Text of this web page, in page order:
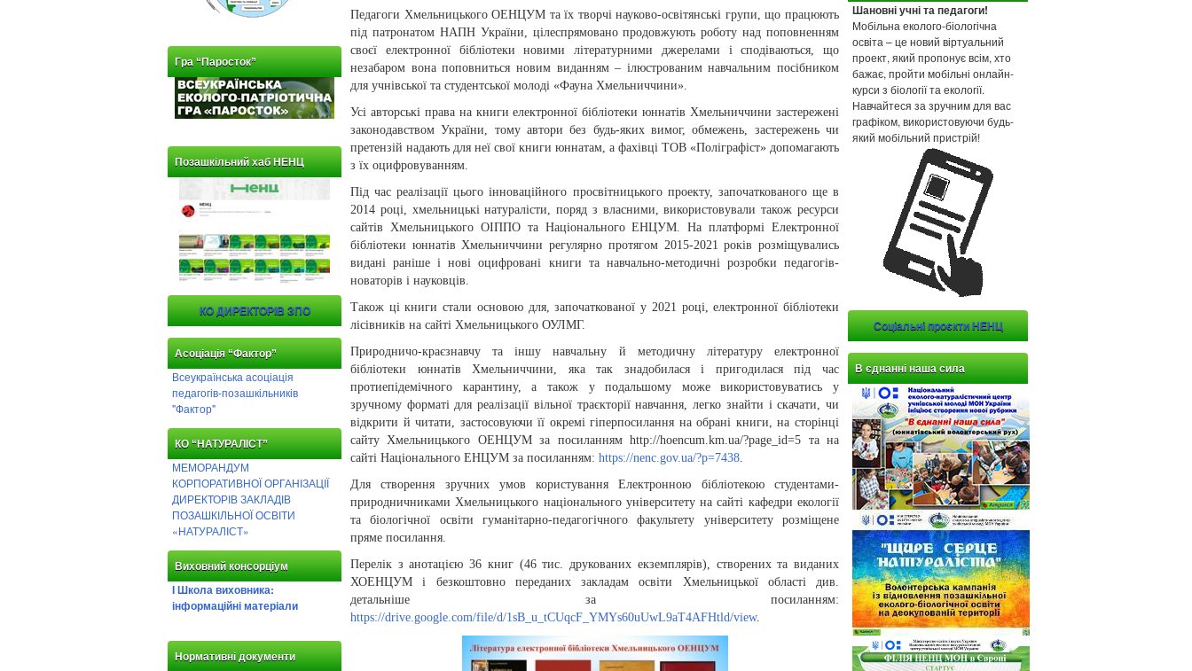
Гра “Паросток”
Позашкільний хаб НЕНЦ
КО ДИРЕКТОРІВ ЗПО
Асоціація “Фактор”
Всеукраїнська асоціація
педагогів-позашкільників
"Фактор"
КО “НАТУРАЛІСТ”
МЕМОРАНДУМ
КОРПОРАТИВНОЇ ОРГАНІЗАЦІЇ
ДИРЕКТОРІВ ЗАКЛАДІВ
ПОЗАШКІЛЬНОЇ ОСВІТИ
«НАТУРАЛІСТ»
Виховний консорціум
І Школа виховника:
інформаційні матеріали
Нормативні документи
Педагоги Хмельницького ОЕНЦУМ та їх творчі науково-освітянські групи, що працюють
під патронатом НАПН України, цілеспрямовано продовжують роботу над поповненням
своєї електронної бібліотеки новими літературними джерелами і сподіваються, що
незабаром вона поповниться новим виданням – ілюстрованим навчальним посібником
для учнівської та студентської молоді «Фауна Хмельниччини».
Усі авторські права на книги електронної бібліотеки юннатів Хмельниччини застережені
законодавством України, тому автори без будь-яких вимог, обмежень, застережень чи
претензій надають для неї свої книги юннатам, а фахівці ТОВ «Поліграфіст» допомагають
з їх оцифровуванням.
Під час реалізації цього інноваційного просвітницького проекту, започаткованого ще в
2014 році, хмельницькі натуралісти, поряд з власними, використовували також ресурси
сайтів Хмельницького ОІППО та Національного ЕНЦУМ. На платформі Електронної
бібліотеки юннатів Хмельниччини регулярно протягом 2015-2021 років розміщувались
видані раніше і нові оцифровані книги та навчально-методичні розробки педагогів-
новаторів і науковців.
Також ці книги стали основою для, започаткованої у 2021 році, електронної бібліотеки
лісівників на сайті Хмельницького ОУЛМГ.
Природничо-краєзнавчу та іншу навчальну й методичну літературу електронної
бібліотеки юннатів Хмельниччини, яка так знадобилася і пригодилася під час
протиепідемічного карантину, а також у подальшому може використовуватись у
зручному форматі для реалізації вільної траєкторії навчання, легко знайти і скачати, чи
відкрити й читати, застосовуючи її окремі гіперпосилання на обрані книги, на сторінці
сайту Хмельницького ОЕНЦУМ за посиланням http://hoencum.km.ua/?page_id=5 та на
сайті Національного ЕНЦУМ за посиланням: https://nenc.gov.ua/?p=7438.
Для створення зручних умов користування Електронною бібліотекою студентами-
природничниками Хмельницького національного університету на сайті кафедри екології
та біологічної освіти гуманітарно-педагогічного факультету університету розміщене
пряме посилання.
Перелік з анотацією 36 книг (46 тис. друкованих екземплярів), створених та виданих
ХОЕНЦУМ і безкоштовно переданих закладам освіти Хмельницької області див.
детальніше за посиланням:
https://drive.google.com/file/d/1sB_u_tCUqcF_YMYs60uUwL9aT4AFHtld/view.
Шановні учні та педагоги!
Мобільна еколого-біологічна
освіта – це новий віртуальний
проект, який пропонує всім, хто
бажає, пройти мобільні онлайн-
курси з біології та екології.
Навчайтеся за зручним для вас
графіком, використовуючи будь-
який мобільний пристрій!
Соціальні проєкти НЕНЦ
В єднанні наша сила